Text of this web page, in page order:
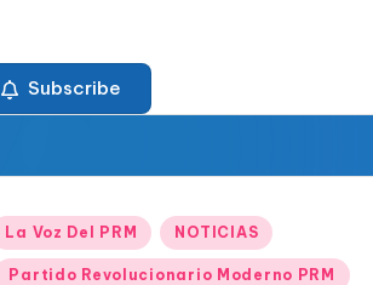
Subscribe
La Voz Del PRM NOTICIAS
Partido Revolucionario Moderno PRM